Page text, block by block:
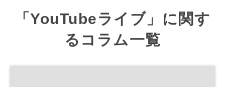
「YouTubeライブ」に関す
るコラム一覧